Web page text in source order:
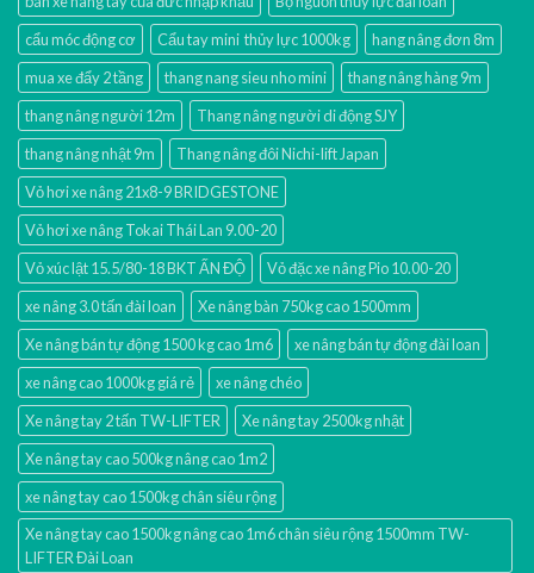
cẩu móc động cơ
Cẩu tay mini thủy lực 1000kg
hang nâng đơn 8m
mua xe đẩy 2 tầng
thang nang sieu nho mini
thang nâng hàng 9m
thang nâng người 12m
Thang nâng người di động SJY
thang nâng nhật 9m
Thang nâng đôi Nichi-lift Japan
Vỏ hơi xe nâng 21x8-9 BRIDGESTONE
Vỏ hơi xe nâng Tokai Thái Lan 9.00-20
Vỏ xúc lật 15.5/80-18 BKT ẤN ĐỘ
Vỏ đặc xe nâng Pio 10.00-20
xe nâng 3.0 tấn đài loan
Xe nâng bàn 750kg cao 1500mm
Xe nâng bán tự động 1500 kg cao 1m6
xe nâng bán tự động đài loan
xe nâng cao 1000kg giá rẻ
xe nâng chéo
Xe nâng tay 2 tấn TW-LIFTER
Xe nâng tay 2500kg nhật
Xe nâng tay cao 500kg nâng cao 1m2
xe nâng tay cao 1500kg chân siêu rộng
Xe nâng tay cao 1500kg nâng cao 1m6 chân siêu rộng 1500mm TW-
LIFTER Đài Loan